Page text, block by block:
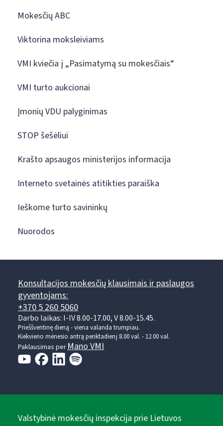
Mokesčių ABC
Viktorina moksleiviams
VMI kviečia į „Pasimatymą su mokesčiais“
VMI turto aukcionai
Įmonių VDU palyginimas
STOP šešėliui
Krašto apsaugos ministerijos informacija
Interneto svetainės atitikties paraiška
Ieškome turto savininkų
Nuorodos
Konsultacijos mokesčių klausimais ir paslaugos
gyventojams:
+370 5 260 5060
Darbo laikas: I-IV 8.00-17.00, V 8.00-15.45.
Prieššventinę dieną - viena valanda trumpiau.
Kiekvieno mėnesio antrą penktadienį 8.00 val. - 12.00 val.
Paklausimas perMano VMI
Valstybinė mokesčių inspekcija prie Lietuvos